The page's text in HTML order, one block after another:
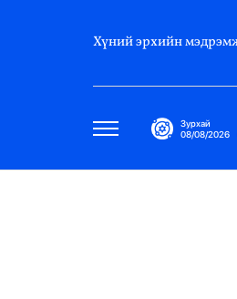
Хүний эрхийн
Зурхай
08/08/2026